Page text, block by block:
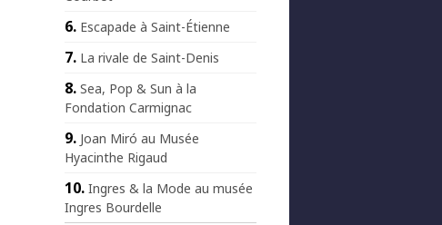
Escapade à Saint-Étienne
La rivale de Saint-Denis
Sea, Pop & Sun à la
Fondation Carmignac
Joan Miró au Musée
Hyacinthe Rigaud
Ingres & la Mode au musée
Ingres Bourdelle